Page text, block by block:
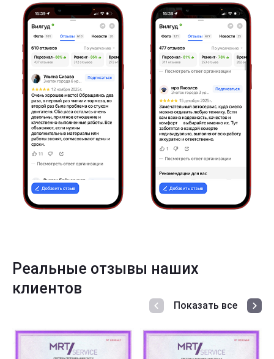
Реальные отзывы наших
клиентов
Показать все